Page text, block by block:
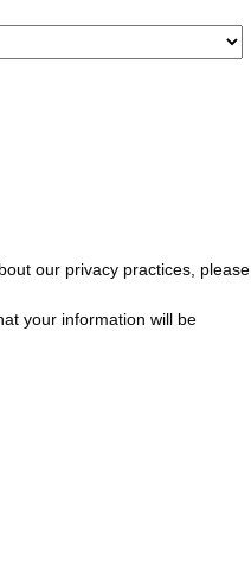
our privacy practices, please
your information will be